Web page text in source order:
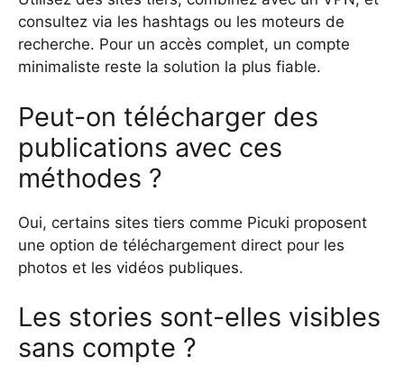
consultez via les hashtags ou les moteurs de
recherche. Pour un accès complet, un compte
minimaliste reste la solution la plus fiable.
Peut-on télécharger des
publications avec ces
méthodes ?
Oui, certains sites tiers comme Picuki proposent
une option de téléchargement direct pour les
photos et les vidéos publiques.
Les stories sont-elles visibles
sans compte ?